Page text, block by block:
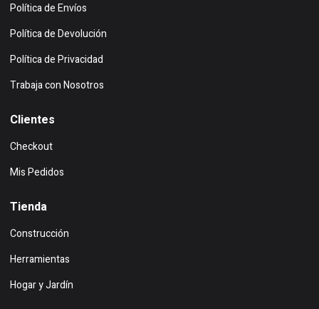
Política de Envíos
Política de Devolución
Política de Privacidad
Trabaja con Nosotros
Clientes
Checkout
Mis Pedidos
Tienda
Construcción
Herramientas
Hogar y Jardín